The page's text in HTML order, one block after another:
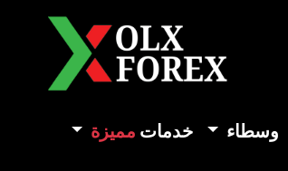
وسطاء خدمات مميزة